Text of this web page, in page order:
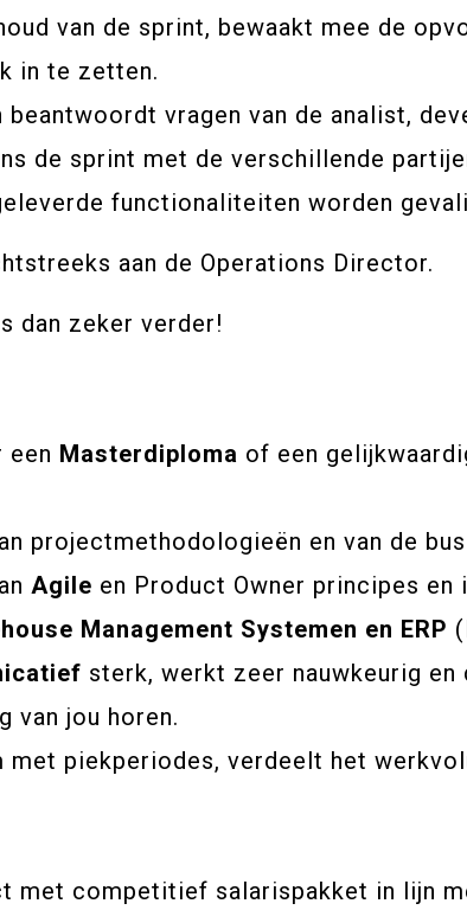
van de sprint, bewaakt mee de
in te zetten.
vragen van de analist,
de sprint met de verschillende
functionaliteiten worden
aan de Operations Director.
dan zeker verder!
een Masterdiploma of een
projectmethodologieën en van de
Agile en Product Owner principes en
Management Systemen en ERP
sterk, werkt zeer nauwkeurig en
van jou horen.
met piekperiodes, verdeelt het
met competitief salarispakket in lijn